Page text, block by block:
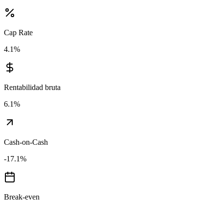
Cap Rate
4.1%
Rentabilidad bruta
6.1%
Cash-on-Cash
-17.1%
Break-even